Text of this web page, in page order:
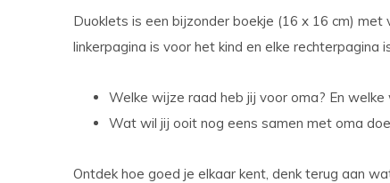
Duoklets is een bijzonder boekje (16 x 16 cm) met
linkerpagina is voor het kind en elke rechterpagina
Welke wijze raad heb jij voor oma? En
Wat wil jij ooit nog eens samen met oma
Ontdek hoe goed je elkaar kent, denk terug aan